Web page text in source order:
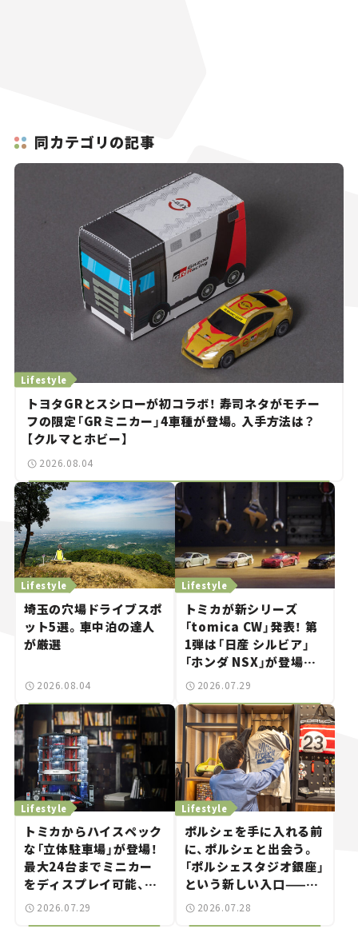
同カテゴリの記事
トヨタGRとスシローが初コラボ！ 寿司ネタがモチー
フの限定「GRミニカー」4車種が登場。入手方法は？
【クルマとホビー】
Lifestyle
2026.08.04
埼玉の穴場ドライブスポ
ット5選。車中泊の達人
が厳選
Lifestyle
2026.08.04
トミカが新シリーズ
「tomica CW」発表！ 第
1弾は「日産 シルビア」
「ホンダ NSX」が登場。
世界が注目す
る“JDM"に焦点【クルマ
とホビー】
Lifestyle
2026.07.29
トミカからハイスペック
な「立体駐車場」が登場！
最大24台までミニカー
をディスプレイ可能、特
別な「日産 GT-R
Lifestyle
2026.07.29
ポルシェを手に入れる前
に、ポルシェと出会う。
「ポルシェスタジオ銀座」
という新しい入口——連
載｜CCGとクルマでどう
Lifestyle
2026.07.28